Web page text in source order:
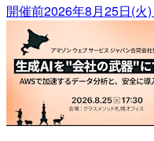
開催前2026年8月25日(火